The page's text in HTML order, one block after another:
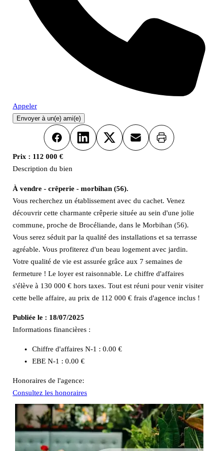
Appeler
Envoyer à un(e) ami(e)
FacebookLinkedInX Email Imprimer
Prix : 112 000 €
Description du bien
À vendre - crêperie - morbihan (56).
Vous recherchez un établissement avec du cachet. Venez
découvrir cette charmante crêperie située au sein d'une jolie
commune, proche de Brocéliande, dans le Morbihan (56).
Vous serez séduit par la qualité des installations et sa terrasse
agréable. Vous profiterez d'un beau logement avec jardin.
Votre qualité de vie est assurée grâce aux 7 semaines de
fermeture ! Le loyer est raisonnable. Le chiffre d'affaires
s'élève à 130 000 € hors taxes. Tout est réuni pour venir visiter
cette belle affaire, au prix de 112 000 € frais d'agence inclus !
Publiée le : 18/07/2025
Informations financières :
Chiffre d'affaires N-1 : 0.00 €
EBE N-1 : 0.00 €
Honoraires de l'agence:
Consultez les honoraires